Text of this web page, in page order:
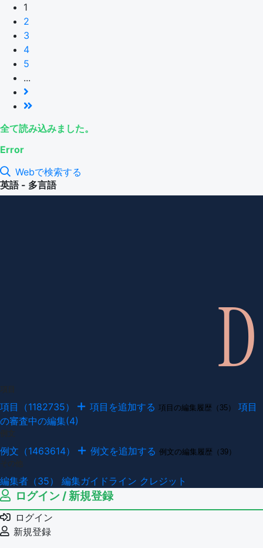
1
2
3
4
5
...
全て読み込みました。
Error
Webで検索する
英語 - 多言語
項目（1182735） 項目を追加する 項目の編集履歴（35）
項目
の審査中の編集(4)
例文（1463614） 例文を追加する 例文の編集履歴（39）
編集者（35） 編集ガイドライン クレジット
ログイン / 新規登録
ログイン
新規登録